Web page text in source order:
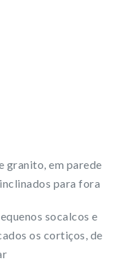
granito, em parede
para fora
socalcos e
os cortiços, de